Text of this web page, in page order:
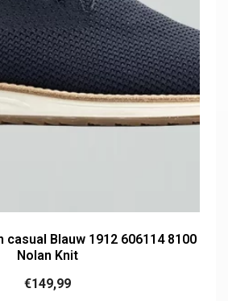
casual Blauw 1912 606114 8100
Nolan Knit
€149,99